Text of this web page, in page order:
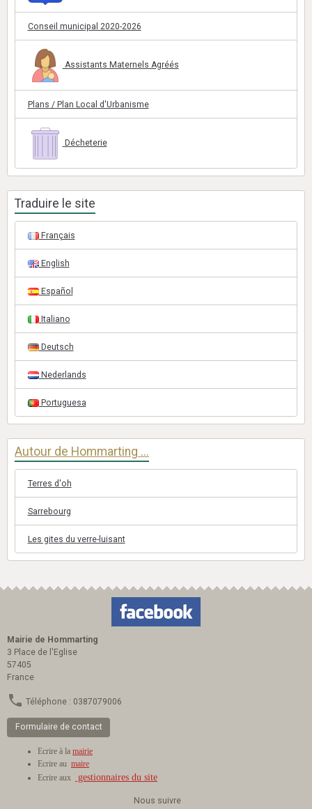
Conseil municipal 2020-2026
Assistants Maternels Agréés
Plans / Plan Local d'Urbanisme
Décheterie
Traduire le site
Français
English
Español
Italiano
Deutsch
Nederlands
Portuguesa
Autour de Hommarting ...
Terres d'oh
Sarrebourg
Les gites du verre-luisant
Mairie de Hommarting
3 Place de l'Eglise
57405
France
Téléphone : 0387079006
Formulaire de contact
Ecrire à la mairie
Ecrire au maire
Ecrire aux
gestionnaires du site
Nous suivre